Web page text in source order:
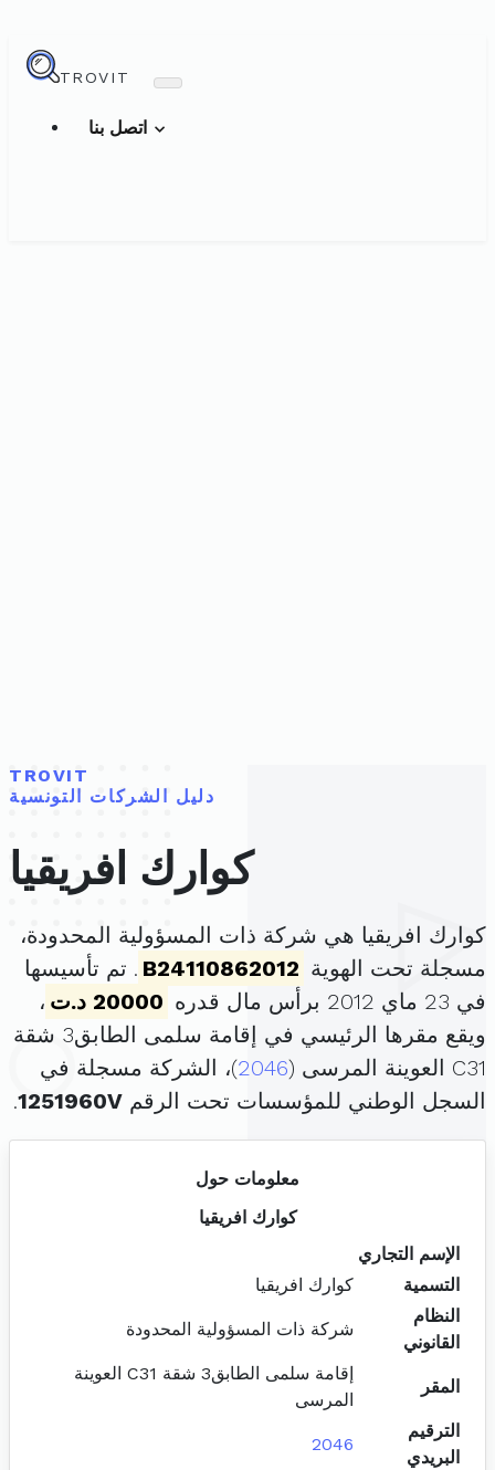
TROVIT
TROVIT
دليل الشركات التونسية
كوارك افريقيا
كوارك افريقيا هي شركة ذات المسؤولية المحدودة،
مسجلة تحت الهوية B24110862012 . تم تأسيسها
في 23 ماي 2012 برأس مال قدره
20000 د.ت
،
ويقع مقرها الرئيسي في إقامة سلمى الطابق3 شقة
C31 العوينة المرسى (
2046)، الشركة مسجلة في
السجل الوطني للمؤسسات تحت الرقم 1251960V
.
معلومات حول
كوارك افريقيا
الإسم التجاري
التسمية
كوارك افريقيا
النظام
القانوني
شركة ذات المسؤولية المحدودة
المقر
إقامة سلمى الطابق3 شقة C31 العوينة
المرسى
الترقيم
البريدي
2046